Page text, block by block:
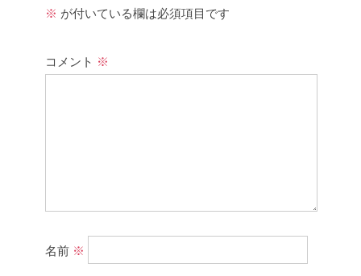
※ が付いている欄は必須項目です
コメント ※
名前 ※